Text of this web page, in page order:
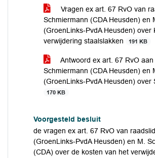
Vragen ex art. 67 RvO van
Schmiermann (CDA Heusden) en
(GroenLinks-PvdA Heusden) over
verwijdering staalslakken
191 KB
Antwoord ex art. 67 RvO aan
Schmiermann (CDA Heusden) en
(GroenLinks-PvdA Heusden) over
170 KB
Voorgesteld besluit
de vragen ex art. 67 RvO van
(GroenLinks-PvdA Heusden) en M.
(CDA) over de kosten van het